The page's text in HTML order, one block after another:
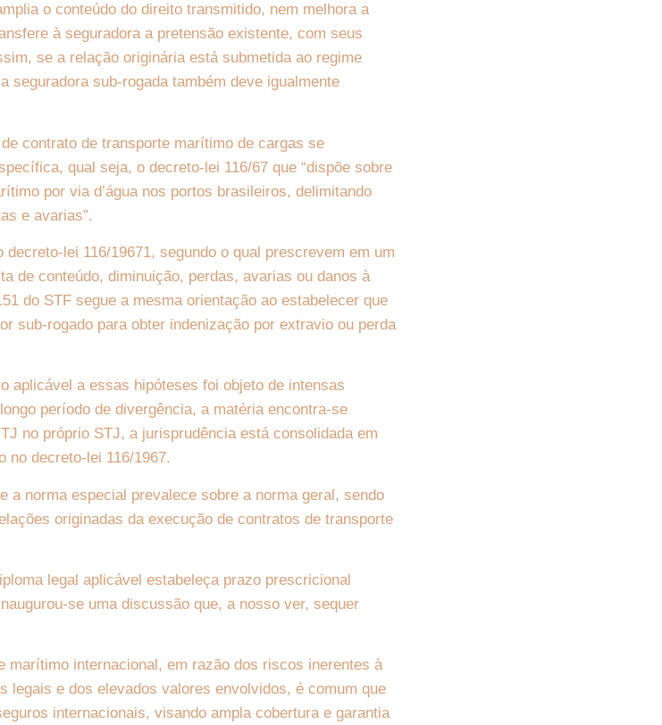
o conteúdo do direito transmitido, nem melhora a
à seguradora a pretensão existente, com seus
se a relação originária está submetida ao regime
seguradora sub-rogada também deve igualmente
contrato de transporte marítimo de cargas se
qual seja, o decreto-lei 116/67 que “dispõe sobre
por via d’água nos portos brasileiros, delimitando
e avarias”.
lei 116/19671, segundo o qual prescrevem em um
de conteúdo, diminuição, perdas, avarias ou danos à
do STF segue a mesma orientação ao estabelecer que
sub-rogado para obter indenização por extravio ou perda
aplicável a essas hipóteses foi objeto de intensas
período de divergência, a matéria encontra-se
no próprio STJ, a jurisprudência está consolidada em
no decreto-lei 116/1967.
a norma especial prevalece sobre a norma geral, sendo
originadas da execução de contratos de transporte
legal aplicável estabeleça prazo prescricional
se uma discussão que, a nosso ver, sequer
marítimo internacional, em razão dos riscos inerentes à
legais e dos elevados valores envolvidos, é comum que
internacionais, visando ampla cobertura e garantia